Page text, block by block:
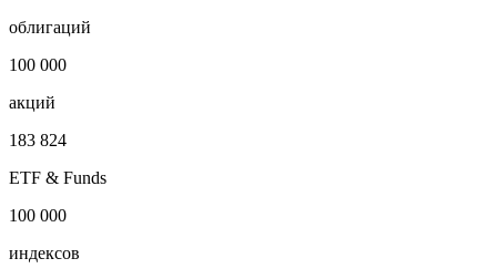
облигаций
100 000
акций
183 824
ETF & Funds
100 000
индексов